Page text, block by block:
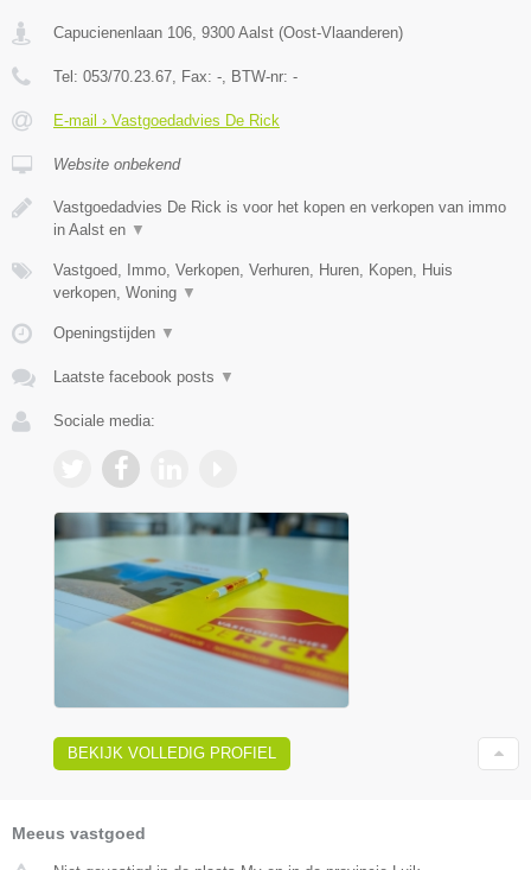
Capucienenlaan 106 9300 Aalst (Oost-Vlaanderen)
Tel: 053/70.23.67 , Fax: - , BTW-nr: -
E-mail › Vastgoedadvies De Rick
Website onbekend
Vastgoedadvies De Rick is voor het kopen en verkopen van immo
in Aalst en ▼
Vastgoed, Immo, Verkopen, Verhuren, Huren, Kopen, Huis
verkopen, Woning ▼
Openingstijden ▼
Laatste facebook posts ▼
Sociale media:
BEKIJK VOLLEDIG PROFIEL
Meeus vastgoed